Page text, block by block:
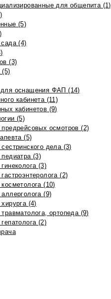
для общепита (1)
(5)
(4)
(3)
(5)
для оснащения ФАП (14)
кабинета (11)
кабинетов (9)
(5)
осмотров (2)
(5)
дела (3)
(3)
(3)
(2)
(10)
(9)
(4)
ортопеда (9)
(2)